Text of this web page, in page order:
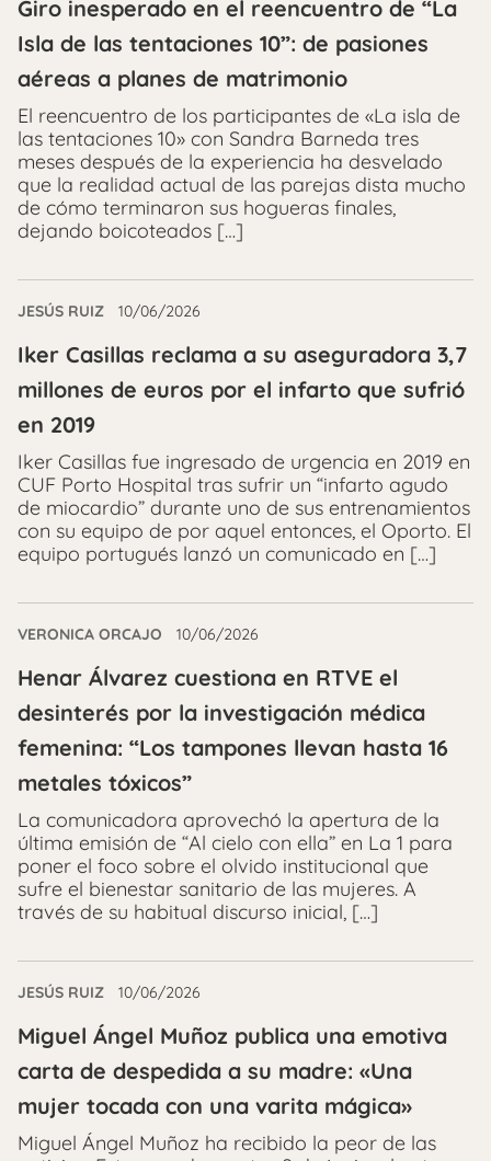
Giro inesperado en el reencuentro de “La
Isla de las tentaciones 10”: de pasiones
aéreas a planes de matrimonio
El reencuentro de los participantes de «La isla de
las tentaciones 10» con Sandra Barneda tres
meses después de la experiencia ha desvelado
que la realidad actual de las parejas dista mucho
de cómo terminaron sus hogueras finales,
dejando boicoteados […]
JESÚS RUIZ 10/06/2026
Iker Casillas reclama a su aseguradora 3,7
millones de euros por el infarto que sufrió
en 2019
Iker Casillas fue ingresado de urgencia en 2019 en
CUF Porto Hospital tras sufrir un “infarto agudo
de miocardio” durante uno de sus entrenamientos
con su equipo de por aquel entonces, el Oporto. El
equipo portugués lanzó un comunicado en […]
VERONICA ORCAJO 10/06/2026
Henar Álvarez cuestiona en RTVE el
desinterés por la investigación médica
femenina: “Los tampones llevan hasta 16
metales tóxicos”
La comunicadora aprovechó la apertura de la
última emisión de “Al cielo con ella” en La 1 para
poner el foco sobre el olvido institucional que
sufre el bienestar sanitario de las mujeres. A
través de su habitual discurso inicial, […]
JESÚS RUIZ 10/06/2026
Miguel Ángel Muñoz publica una emotiva
carta de despedida a su madre: «Una
mujer tocada con una varita mágica»
Miguel Ángel Muñoz ha recibido la peor de las